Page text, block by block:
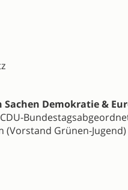
Demokratie &
(Vorstand Grünen-